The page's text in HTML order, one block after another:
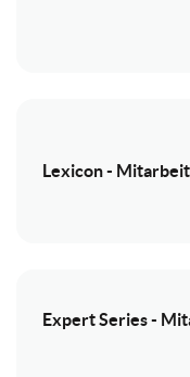
Lexicon -
Expert Series -